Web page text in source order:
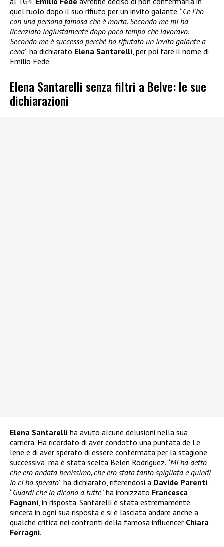
quel ruolo dopo il suo rifiuto per un invito galante. “Ce l’ho
con una persona famosa che è morta. Secondo me mi ha
licenziato ingiustamente dopo poco tempo che lavoravo.
Secondo me è successo perché ho rifiutato un invito galante a
cena” ha dichiarato Elena Santarelli , per poi fare il nome di
Emilio Fede.
Elena Santarelli senza filtri a Belve: le sue
dichiarazioni
Elena Santarelli ha avuto alcune delusioni nella sua
carriera. Ha ricordato di aver condotto una puntata de Le
Iene e di aver sperato di essere confermata per la stagione
successiva, ma è stata scelta Belen Rodriguez. “Mi ha detto
che ero andata benissimo, che ero stata tanto spigliata e quindi
io ci ho sperato” ha dichiarato, riferendosi a Davide Parenti.
“Guardi che lo dicono a tutte” ha ironizzato Francesca
Fagnani, in risposta. Santarelli è stata estremamente
sincera in ogni sua risposta e si è lasciata andare anche a
qualche critica nei confronti della famosa influencer Chiara
Ferragni.